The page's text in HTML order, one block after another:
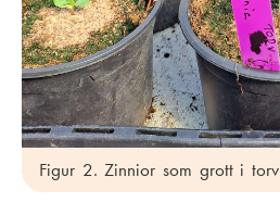
Figur 2. Zinnior som grott i torv